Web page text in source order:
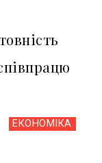
ЕКОНОМІКА